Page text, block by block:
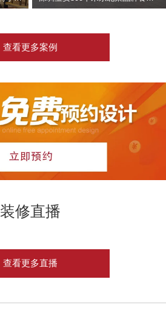
查看更多案例
装修直播
查看更多直播